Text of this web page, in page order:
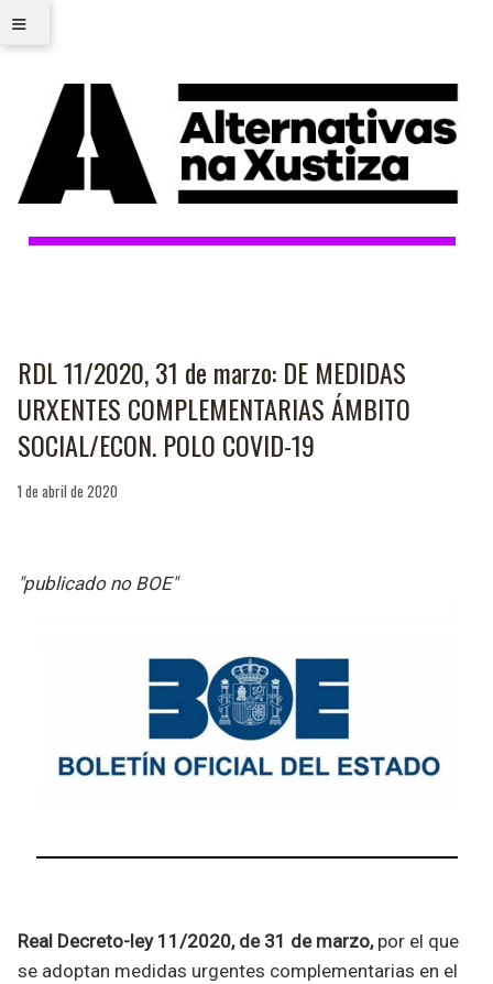
≡
RDL 11/2020, 31 de marzo: DE MEDIDAS
URXENTES COMPLEMENTARIAS ÁMBITO
SOCIAL/ECON. POLO COVID-19
1 de abril de 2020
"publicado no BOE"
Real Decreto-ley 11/2020, de 31 de marzo,por el que
se adoptan medidas urgentes complementarias en el